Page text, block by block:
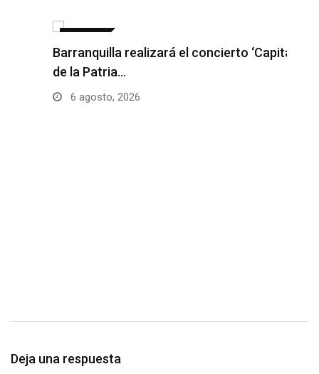
Barranquilla realizará el concierto ‘Capital
de la Patria…
6 agosto, 2026
Deja una respuesta